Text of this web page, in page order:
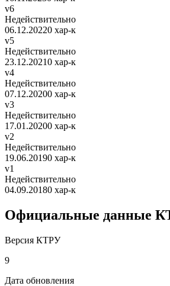
v6
Недействительно
06.12.20220 хар-к
v5
Недействительно
23.12.20210 хар-к
v4
Недействительно
07.12.20200 хар-к
v3
Недействительно
17.01.20200 хар-к
v2
Недействительно
19.06.20190 хар-к
v1
Недействительно
04.09.20180 хар-к
Официальные данные
Версия КТРУ
9
Дата обновления